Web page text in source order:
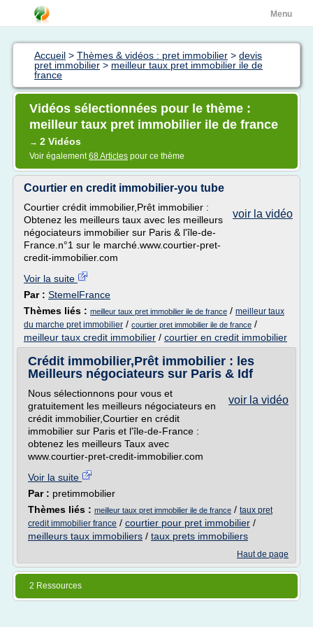
Menu
Accueil > Thèmes & vidéos : pret immobilier > devis
pret immobilier > meilleur taux pret immobilier ile de
france
Vidéos sélectionnées pour le thème :
meilleur taux pret immobilier ile de france
→ 2 Vidéos
Voir également68 Articles pour ce thème
Courtier en credit immobilier-you tube
voir la vidéo
Courtier crédit immobilier,Prêt immobilier :
Obtenez les meilleurs taux avec les meilleurs
négociateurs immobilier sur Paris & l'île-de-
France.n°1 sur le marché.www.courtier-pret-
credit-immobilier.com
Voir la suite
Par : StemelFrance
Thèmes liés : meilleur taux pret immobilier ile de france / meilleur taux
du marche pret immobilier / courtier pret immobilier ile de france /
meilleur taux credit immobilier / courtier en credit immobilier
Crédit immobilier,Prêt immobilier : les
Meilleurs négociateurs sur Paris & Idf
voir la vidéo
Nous sélectionnons pour vous et
gratuitement les meilleurs négociateurs en
crédit immobilier,Courtier en crédit
immobilier sur Paris et l'île-de-France :
obtenez les meilleurs Taux avec
www.courtier-pret-credit-immobilier.com
Voir la suite
Par : pretimmobilier
Thèmes liés : meilleur taux pret immobilier ile de france / taux pret
credit immobilier france / courtier pour pret immobilier /
meilleurs taux immobiliers / taux prets immobiliers
Haut de page
2 Ressources